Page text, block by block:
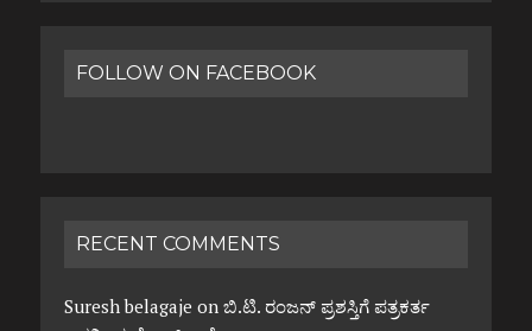
FOLLOW ON FACEBOOK
RECENT COMMENTS
Suresh belagaje on ಬಿ.ಟಿ. ರಂಜನ್ ಪ್ರಶಸ್ತಿಗೆ ಪತ್ರಕರ್ತ